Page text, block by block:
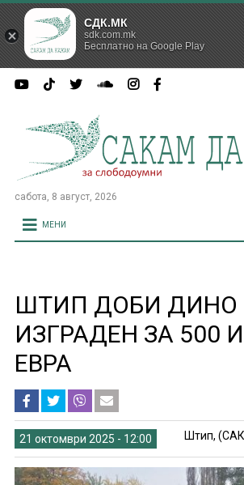
сабота, 8 август, 2026
МЕНИ
ШТИП ДОБИ ДИНО
ИЗГРАДЕН ЗА 500
ЕВРА
21 октомври 2025 - 12:00 Штип,
СДК.МК
sdk.com.mk
Бесплатно на Google Play